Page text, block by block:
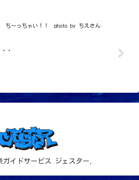
ち～っちゃい！！ photo by ちえさん
ぁ・・・
イドサービス ジェスター.